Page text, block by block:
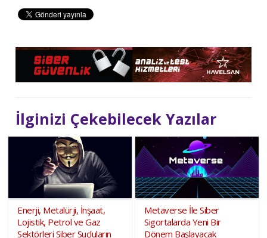
İlginizi Çekebilecek Yazılar
Enerji, Metalürji, İnşaat,
Lojistik, Petrol ve Gaz
Sektörleri Siber Suçluların
Metaverse İle Siber
Sigortalarda Yeni Bir
Dönem Başlayacak